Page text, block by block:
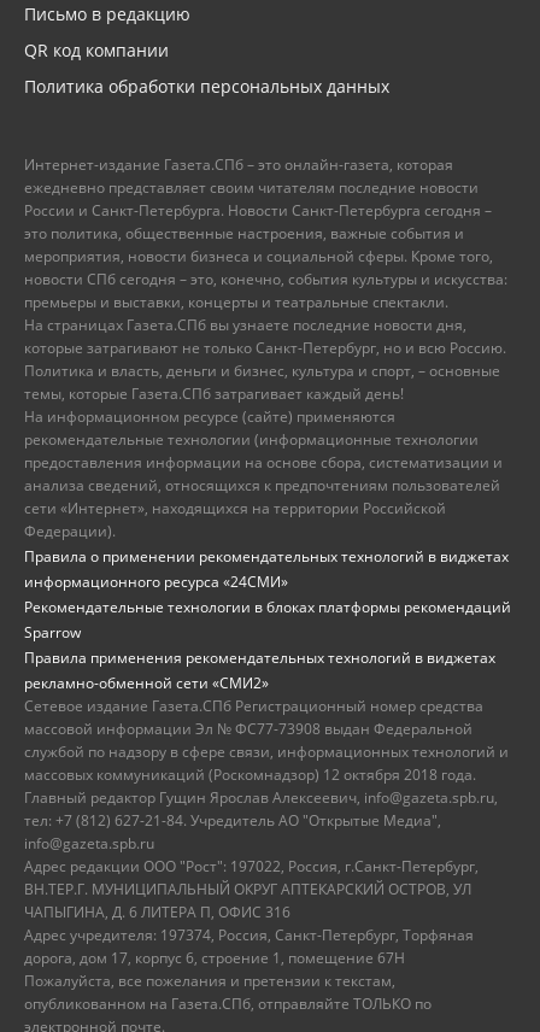
Письмо в редакцию
QR код компании
Политика обработки персональных данных
Интернет-издание Газета.СПб – это онлайн-газета, которая
ежедневно представляет своим читателям последние новости
России и Санкт-Петербурга. Новости Санкт-Петербурга сегодня –
это политика, общественные настроения, важные события и
мероприятия, новости бизнеса и социальной сферы. Кроме того,
новости СПб сегодня – это, конечно, события культуры и искусства:
премьеры и выставки, концерты и театральные спектакли.
На страницах Газета.СПб вы узнаете последние новости дня,
которые затрагивают не только Санкт-Петербург, но и всю Россию.
Политика и власть, деньги и бизнес, культура и спорт, – основные
темы, которые Газета.СПб затрагивает каждый день!
На информационном ресурсе (сайте) применяются
рекомендательные технологии (информационные технологии
предоставления информации на основе сбора, систематизации и
анализа сведений, относящихся к предпочтениям пользователей
сети «Интернет», находящихся на территории Российской
Федерации).
Правила о применении рекомендательных технологий в виджетах
информационного ресурса «24СМИ»
Рекомендательные технологии в блоках платформы рекомендаций
Sparrow
Правила применения рекомендательных технологий в виджетах
рекламно-обменной сети «СМИ2»
Сетевое издание Газета.СПб Регистрационный номер средства
массовой информации Эл № ФС77-73908 выдан Федеральной
службой по надзору в сфере связи, информационных технологий и
массовых коммуникаций (Роскомнадзор) 12 октября 2018 года.
Главный редактор Гущин Ярослав Алексеевич, info@gazeta.spb.ru,
тел: +7 (812) 627-21-84. Учредитель АО "Открытые Медиа",
info@gazeta.spb.ru
Адрес редакции ООО "Рост": 197022, Россия, г.Санкт-Петербург,
ВН.ТЕР.Г. МУНИЦИПАЛЬНЫЙ ОКРУГ АПТЕКАРСКИЙ ОСТРОВ, УЛ
ЧАПЫГИНА, Д. 6 ЛИТЕРА П, ОФИС 316
Адрес учредителя: 197374, Россия, Санкт-Петербург, Торфяная
дорога, дом 17, корпус 6, строение 1, помещение 67Н
Пожалуйста, все пожелания и претензии к текстам,
опубликованном на Газета.СПб, отправляйте ТОЛЬКО по
электронной почте.